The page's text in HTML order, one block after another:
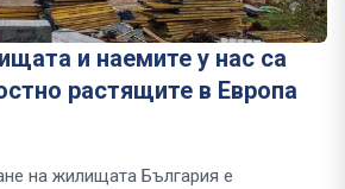
и наемите у нас са
растящите в Европа
на жилищата България е